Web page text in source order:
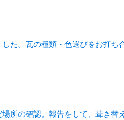
た。瓦の種類・色選びをお打ち
所の確認。報告をして、葺き替